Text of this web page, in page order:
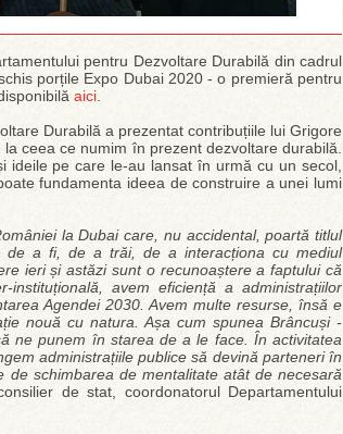
pentru Dezvoltare Durabilă din cadrul
porțile Expo Dubai 2020 - o premieră pentru
aici
Durabilă a prezentat contribuțiile lui Grigore
ceea ce numim în prezent dezvoltare durabilă.
ideile pe care le-au lansat în urmă cu un secol,
fundamenta ideea de construire a unei lumi
la Dubai care, nu accidental, poartă titlul
de a fi, de a trăi, de a interacționa cu mediul
ieri și astăzi sunt o recunoaștere a faptului că
avem eficiență a administrațiilor
Agendei 2030. Avem multe resurse, însă e
nouă cu natura. Așa cum spunea Brâncuși -
ne punem în starea de a le face. În activitatea
administrațiile publice să devină parteneri în
schimbarea de mentalitate atât de necesară
de stat, coordonatorul Departamentului